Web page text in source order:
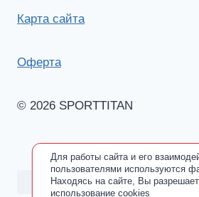
Карта сайта
Оферта
© 2026 SPORTTITAN
Для работы сайта и его
пользователями используются
Находясь на сайте, Вы
использование cookies